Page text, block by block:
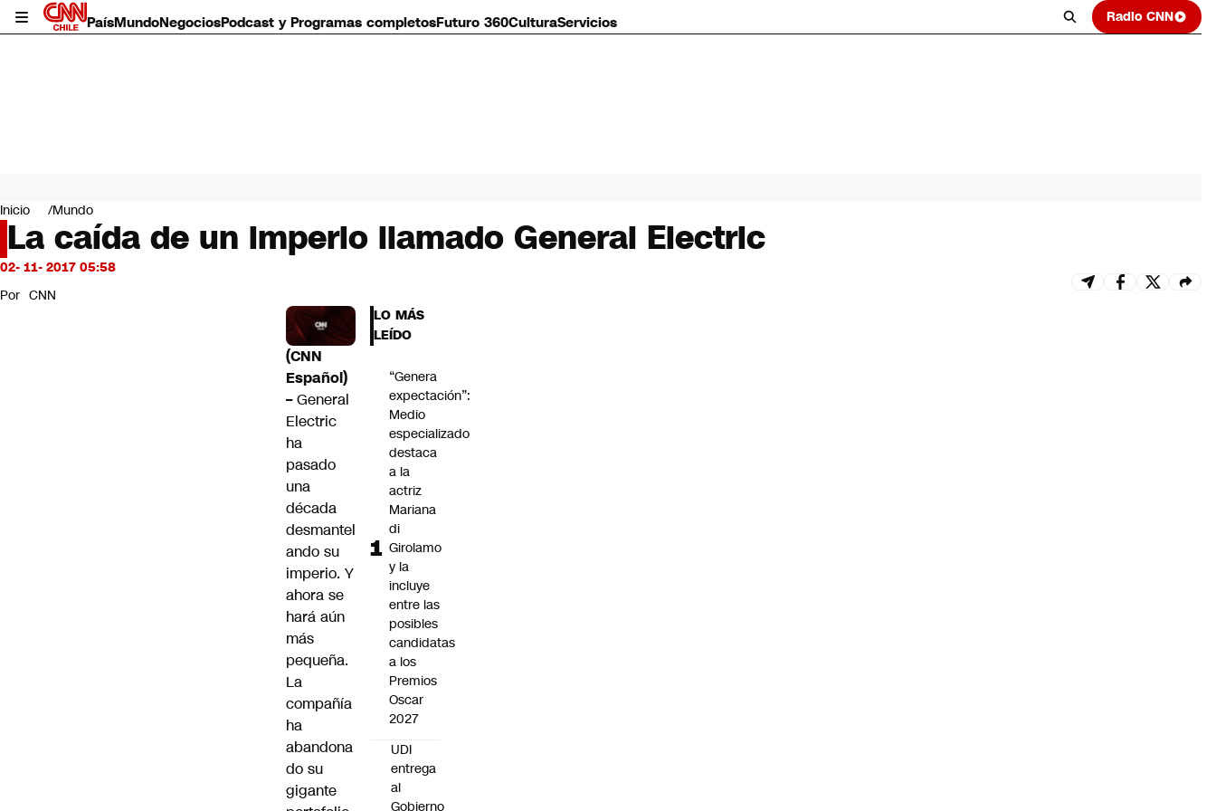
PaísMundoNegociosPodcast y Programas completosFuturo 360CulturaServicios Radio CNN
Mundo
Negocios
Deportes
Programas completos
Servicios
Inicio Mundo
La caída de un imperio llamado General Electric
02- 11- 2017 05:58
Por CNN
(CNN
Español)
–General
Electric
ha
pasado
una
década
desmantel
ando su
imperio. Y
ahora se
hará aún
más
pequeña.
La
compañía
ha
abandona
do su
gigante
LO MÁS
LEÍDO
“Genera
expectación”:
Medio
especializado
destaca
a la
actriz
Mariana
di
Girolamo
y la
incluye
entre las
posibles
candidatas
a los
Premios
Oscar
2027
UDI
entrega
al
Gobierno